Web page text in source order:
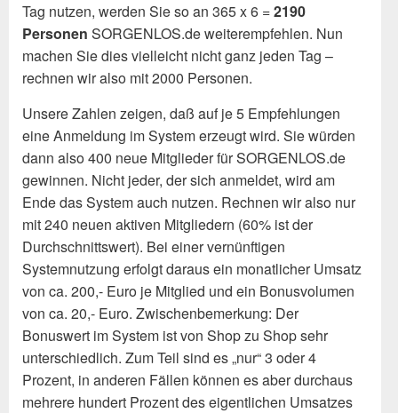
Tag nutzen, werden Sie so an 365 x 6 =2190
Personen SORGENLOS.de weiterempfehlen. Nun
machen Sie dies vielleicht nicht ganz jeden Tag –
rechnen wir also mit 2000 Personen.
Unsere Zahlen zeigen, daß auf je 5 Empfehlungen
eine Anmeldung im System erzeugt wird. Sie würden
dann also 400 neue Mitglieder für SORGENLOS.de
gewinnen. Nicht jeder, der sich anmeldet, wird am
Ende das System auch nutzen. Rechnen wir also nur
mit 240 neuen aktiven Mitgliedern (60% ist der
Durchschnittswert). Bei einer vernünftigen
Systemnutzung erfolgt daraus ein monatlicher Umsatz
von ca. 200,- Euro je Mitglied und ein Bonusvolumen
von ca. 20,- Euro. Zwischenbemerkung: Der
Bonuswert im System ist von Shop zu Shop sehr
unterschiedlich. Zum Teil sind es „nur“ 3 oder 4
Prozent, in anderen Fällen können es aber durchaus
mehrere hundert Prozent des eigentlichen Umsatzes